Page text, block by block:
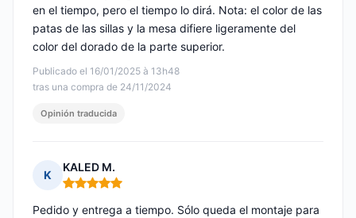
Publicado el 16/01/2025 à 13h48
tras una compra de 24/11/2024
en el tiempo, pero el tiempo lo dirá. Nota: el color de las
patas de las sillas y la mesa difiere ligeramente del
color del dorado de la parte superior.
Opinión traducida
K
KALED M.
Nota: 5 de 5
Pedido y entrega a tiempo. Sólo queda el montaje para